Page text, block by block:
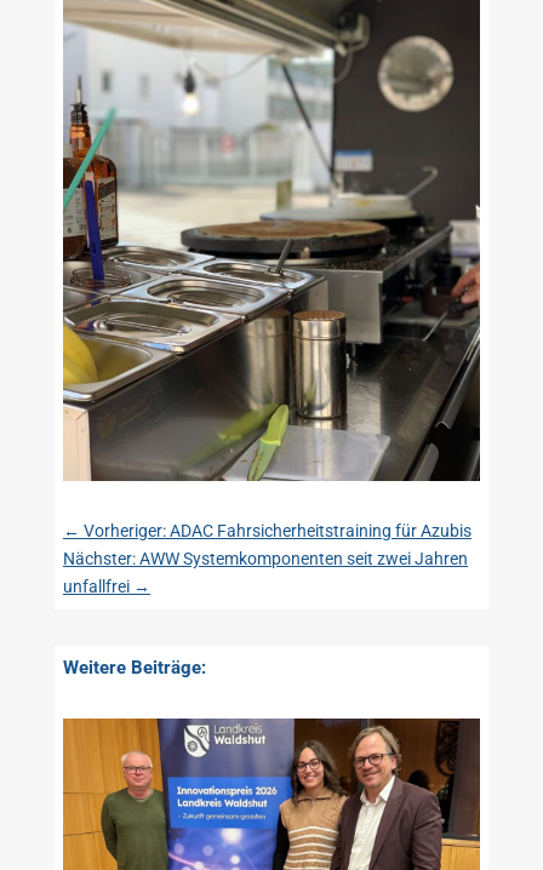
← Vorheriger: ADAC Fahrsicherheitstraining für Azubis
Nächster: AWW Systemkomponenten seit zwei Jahren
unfallfrei→
Weitere Beiträge: